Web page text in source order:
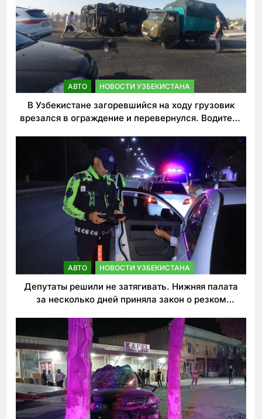
АВТО НОВОСТИ УЗБЕКИСТАНА
В Узбекистане загоревшийся на ходу грузовик
врезался в ограждение и перевернулся. Водитель
АВТО НОВОСТИ УЗБЕКИСТАНА
Депутаты решили не затягивать. Нижняя палата
за несколько дней приняла закон о резком